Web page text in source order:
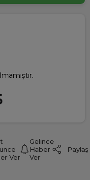
Ver
Gelince
Haber
Ver
Paylaş